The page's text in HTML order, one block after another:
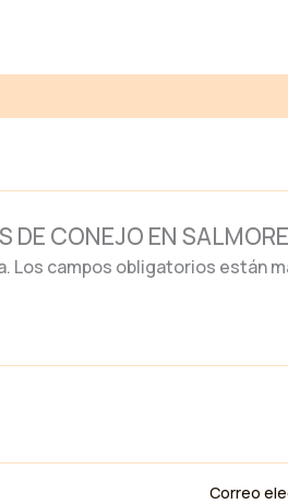
CONEJO EN
Los campos obligatorios están
Correo